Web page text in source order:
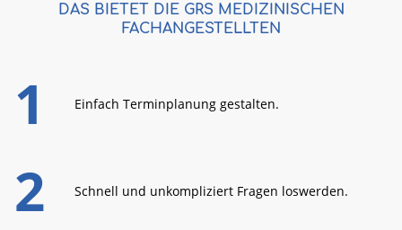
DAS BIETET DIE GRS MEDIZINISCHEN
FACHANGESTELLTEN
Einfach Termin­planung gestalten.
Schnell und unkom­pliziert Fragen los­werden.